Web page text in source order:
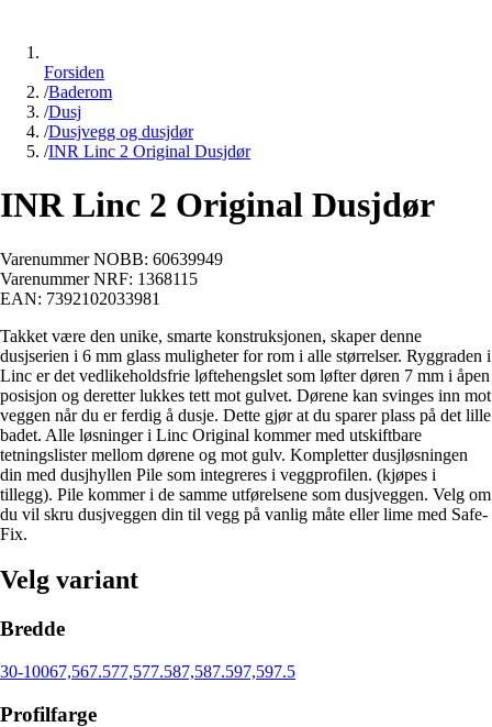
Forsiden
/Baderom
/Dusj
/Dusjvegg og dusjdør
/INR Linc 2 Original Dusjdør
INR Linc 2 Original Dusjdør
Varenummer NOBB: 60639949
Varenummer NRF: 1368115
EAN: 7392102033981
Takket være den unike, smarte konstruksjonen, skaper denne
dusjserien i 6 mm glass muligheter for rom i alle størrelser. Ryggraden i
Linc er det vedlikeholdsfrie løftehengslet som løfter døren 7 mm i åpen
posisjon og deretter lukkes tett mot gulvet. Dørene kan svinges inn mot
veggen når du er ferdig å dusje. Dette gjør at du sparer plass på det lille
badet. Alle løsninger i Linc Original kommer med utskiftbare
tetningslister mellom dørene og mot gulv. Kompletter dusjløsningen
din med dusjhyllen Pile som integreres i veggprofilen. (kjøpes i
tillegg). Pile kommer i de samme utførelsene som dusjveggen. Velg om
du vil skru dusjveggen din til vegg på vanlig måte eller lime med Safe-
Fix.
Velg variant
Bredde
30-10067,567.577,577.587,587.597,597.5
Profilfarge